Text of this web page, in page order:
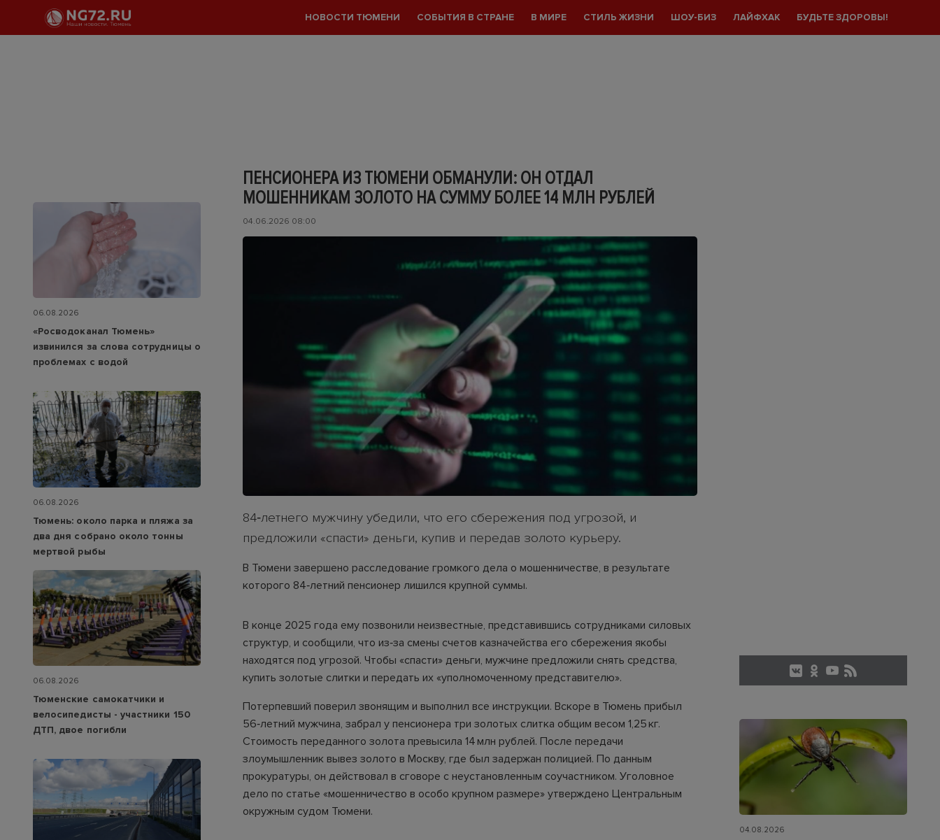
НОВОСТИ ТЮМЕНИ СОБЫТИЯ В СТРАНЕ В МИРЕ СТИЛЬ ЖИЗНИ ШОУ-БИЗ ЛАЙФХАК БУДЬТЕ ЗДОРОВЫ!
ПЕНСИОНЕРА ИЗ ТЮМЕНИ ОБМАНУЛИ: ОН ОТДАЛ
МОШЕННИКАМ ЗОЛОТО НА СУММУ БОЛЕЕ 14 МЛН РУБЛЕЙ
04.06.2026 08:00
84‑летнего мужчину убедили, что его сбережения под угрозой, и
предложили «спасти» деньги, купив и передав золото курьеру.
В Тюмени завершено расследование громкого дела о мошенничестве, в результате
которого 84‑летний пенсионер лишился крупной суммы.
В конце 2025 года ему позвонили неизвестные, представившись сотрудниками силовых
структур, и сообщили, что из‑за смены счетов казначейства его сбережения якобы
находятся под угрозой. Чтобы «спасти» деньги, мужчине предложили снять средства,
купить золотые слитки и передать их «уполномоченному представителю».
Потерпевший поверил звонящим и выполнил все инструкции. Вскоре в Тюмень прибыл
56‑летний мужчина, забрал у пенсионера три золотых слитка общим весом 1,25 кг.
Стоимость переданного золота превысила 14 млн рублей. После передачи
злоумышленник вывез золото в Москву, где был задержан полицией. По данным
прокуратуры, он действовал в сговоре с неустановленным соучастником. Уголовное
дело по статье «мошенничество в особо крупном размере» утверждено Центральным
окружным судом Тюмени.
06.08.2026
«Росводоканал Тюмень»
извинился за слова сотрудницы о
проблемах с водой
06.08.2026
Тюмень: около парка и пляжа за
два дня собрано около тонны
мертвой рыбы
06.08.2026
Тюменские самокатчики и
велосипедисты - участники 150
ДТП, двое погибли
04.08.2026